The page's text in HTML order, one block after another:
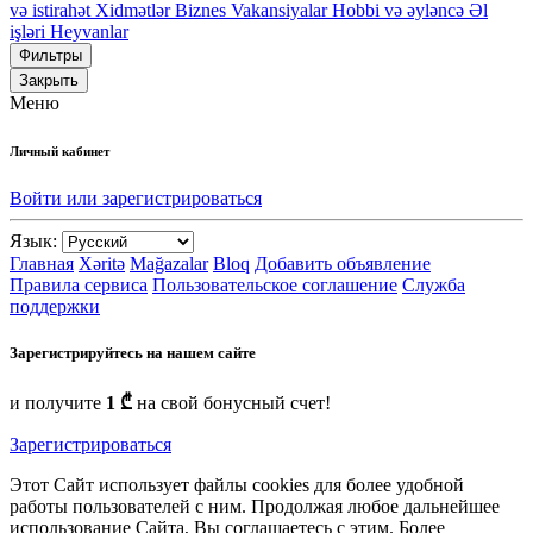
və istirahət Xidmətlər Biznes Vakansiyalar Hobbi və əyləncə Əl
işləri Heyvanlar
Фильтры
Закрыть
Меню
Личный кабинет
Войти или зарегистрироваться
Язык:
Главная Xəritə Mağazalar Bloq Добавить объявление
Правила сервиса Пользовательское соглашение Служба
поддержки
Зарегистрируйтесь на нашем сайте
и получите 1 ₾ на свой бонусный счет!
Зарегистрироваться
Этот Сайт использует файлы cookies для более удобной
работы пользователей с ним. Продолжая любое дальнейшее
использование Сайта, Вы соглашаетесь с этим. Более